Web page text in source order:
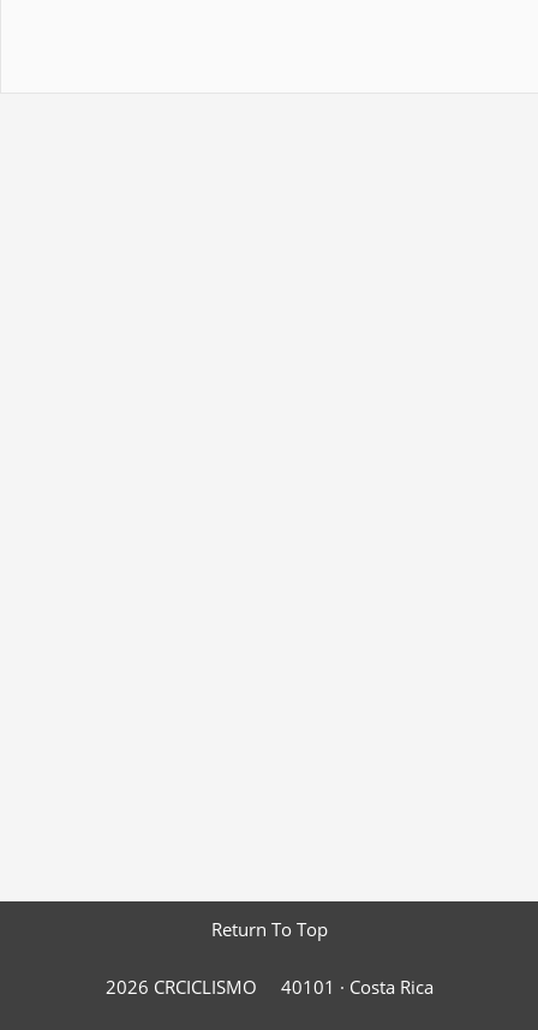
Return To Top
2026 CRCICLISMO 40101 · Costa Rica